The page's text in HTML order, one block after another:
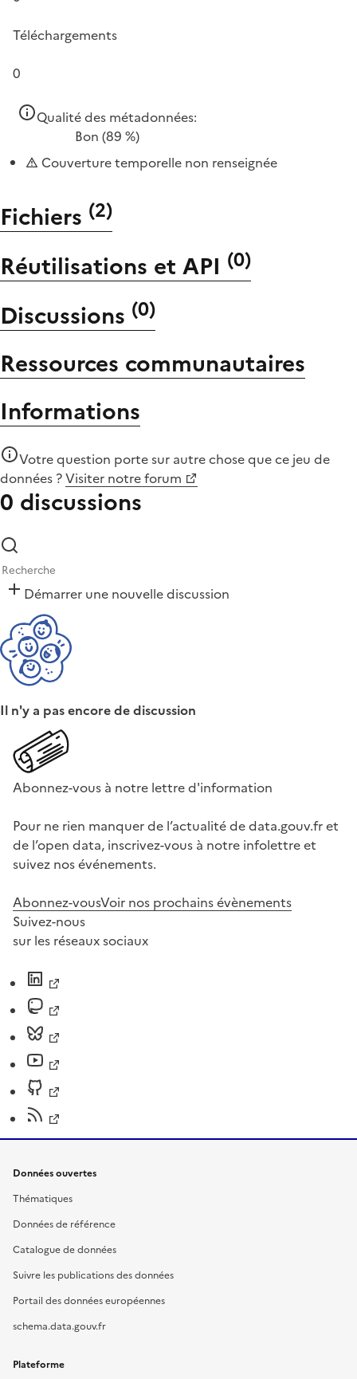
Téléchargements
0
Qualité des métadonnées:
Bon (89 %)
Couverture temporelle non renseignée
Fichiers (2)
Réutilisations et API (0)
Discussions (0)
Ressources communautaires
Informations
Votre question porte sur autre chose quece jeu de
données ?Visiter notre forum
0 discussions
Démarrer une nouvelle discussion
Il n'y a pas encore de discussion
Abonnez-vous à notre lettre d'information
Pour ne rien manquer de l’actualité de data.gouv.fr et
de l’open data, inscrivez-vous à notre infolettre et
suivez nos événements.
Abonnez-vousVoir nos prochains évènements
Suivez-nous
sur les réseaux sociaux
Données ouvertes
Thématiques
Données de référence
Catalogue de données
Suivre les publications des données
Portail des données européennes
schema.data.gouv.fr
Plateforme